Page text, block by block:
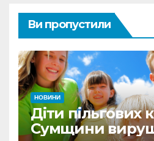
Ви пропустили
НОВИНИ
Діти пільгових
Сумщини